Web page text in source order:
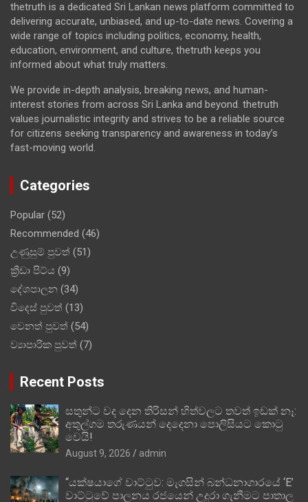
thetruth is a dedicated Sri Lankan news platform committed to
delivering accurate, unbiased, and up-to-date news. Covering a
wide range of topics including politics, economy, health,
education, environment, and culture, thetruth keeps you
informed about what truly matters.
We provide in-depth analysis, breaking news, and human-
interest stories from across Sri Lanka and beyond. thetruth
values journalistic integrity and strives to be a reliable source
for citizens seeking transparency and awareness in today’s
fast-moving world.
Categories
Popular (52)
Recommended (46)
උණුසුම් පුවත් (51)
ක්‍රීඩා පිට්ය (9)
දේශපාලන (34)
විදෙස් පුවත් (13)
වෙනත් පුවත් (54)
ව්‍යාපාරික පුවත් (7)
Recent Posts
සතුන්ට වද දෙන තිරිසන් හිත්වලට තවත් ඉඩක් නෑ:
අතුල්ගම තරුණයන් දෙදෙනා පොලිසියට කොටු
වෙයි!
August 9, 2026 admin
“යක්ෂයාගේ වාට්ටුව: මැගසින් බන්ධනාගාරයේ ‘E’
වාට්ටුවේ පාලනය රජයෙන් උදුරා ගැනීමට පාතාල